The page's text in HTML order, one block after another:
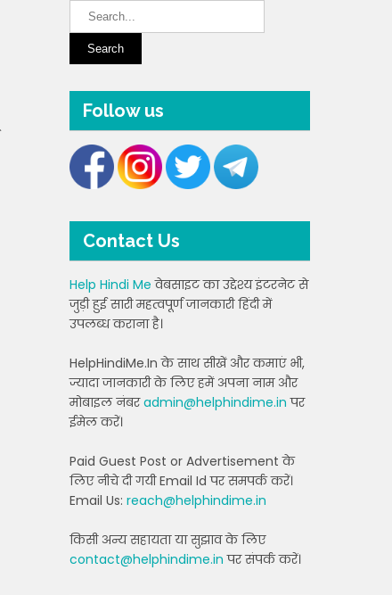
Follow us
Contact Us
Help Hindi Me वेबसाइट का उद्देश्य इंटरनेट से
जुड़ी हुई सारी महत्वपूर्ण जानकारी हिंदी में
उपलब्ध कराना है।
HelpHindiMe.In के साथ सीखें और कमाएं भी,
ज्यादा जानकारी के लिए हमें अपना नाम और
मोबाइल नंबरadmin@helphindime.in पर
ईमेल करें।
Paid Guest Post or Advertisement के
लिए नीचे दी गयी Email Id पर समपर्क करें।
Email Us: reach@helphindime.in
किसी अन्य सहायता या सुझाव के लिए
contact@helphindime.in पर संपर्क करें।